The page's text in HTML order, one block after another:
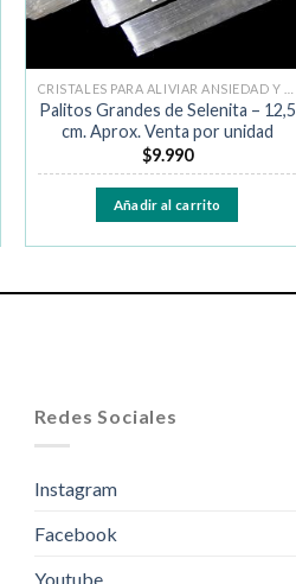
Palitos Grandes de Selenita – 12,5
cm. Aprox. Venta por unidad
$9.990
Añadir al carrito
Redes Sociales
Instagram
Facebook
Youtube